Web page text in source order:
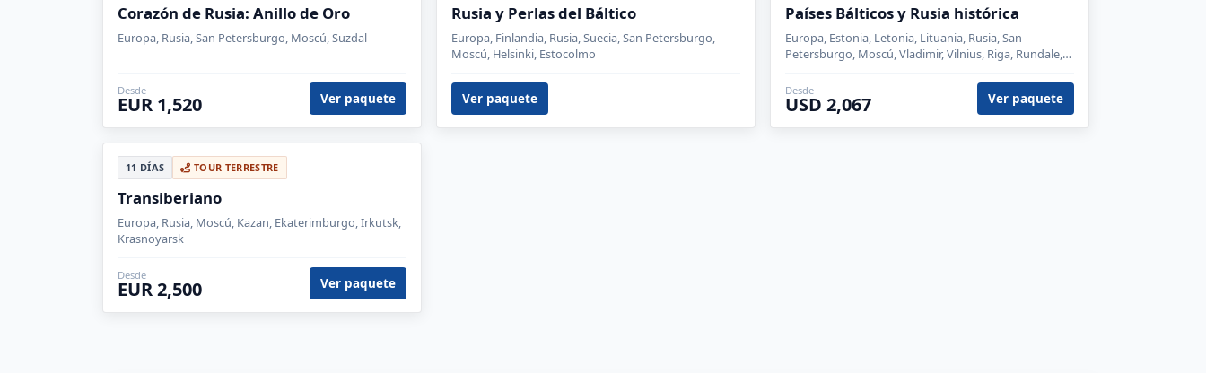
Corazón de Rusia: Anillo de Oro
Europa, Rusia, San Petersburgo, Moscú, Suzdal
Desde
EUR 1,520 Ver paquete
Rusia y Perlas del Báltico
Europa, Finlandia, Rusia, Suecia, San Petersburgo,
Moscú, Helsinki, Estocolmo
Ver paquete
Países Bálticos y Rusia histórica
Europa, Estonia, Letonia, Lituania, Rusia, San
Petersburgo, Moscú, Vladimir, Vilnius, Riga, Rundale,
Desde
USD 2,067 Ver paquete
11 DÍAS TOUR TERRESTRE
Transiberiano
Europa, Rusia, Moscú, Kazan, Ekaterimburgo, Irkutsk,
Krasnoyarsk
Desde
EUR 2,500 Ver paquete